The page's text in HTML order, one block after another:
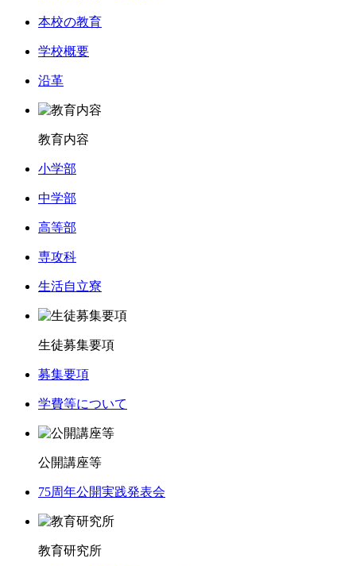
本校の教育
学校概要
沿革
教育内容
小学部
中学部
高等部
専攻科
生活自立寮
生徒募集要項
募集要項
学費等について
公開講座等
75周年公開実践発表会
教育研究所